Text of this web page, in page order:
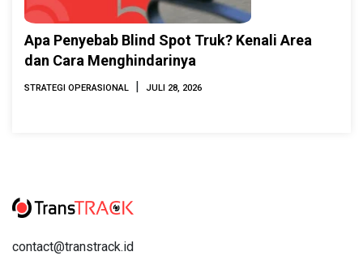
Apa Penyebab Blind Spot Truk? Kenali Area
dan Cara Menghindarinya
STRATEGI OPERASIONAL | JULI 28, 2026
contact@transtrack.id